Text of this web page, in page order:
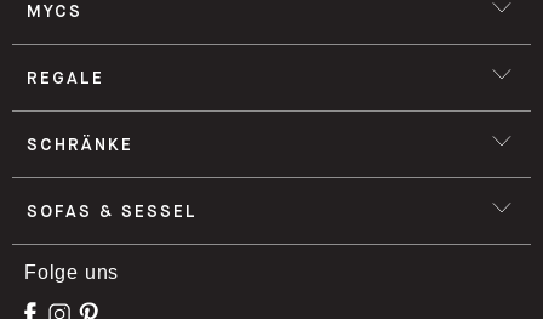
MYCS
REGALE
SCHRÄNKE
SOFAS & SESSEL
Folge uns